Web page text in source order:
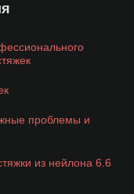
проблемы и
из нейлона 6.6